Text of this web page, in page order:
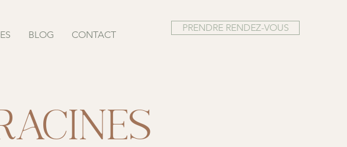
BLOG CONTACT
PRENDRE RENDEZ-VOUS